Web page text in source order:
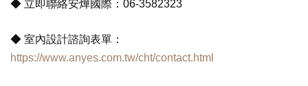
◆ 立即聯絡安燁國際： 06-3582323
◆ 室內設計諮詢表單：
https://www.anyes.com.tw/cht/contact.html